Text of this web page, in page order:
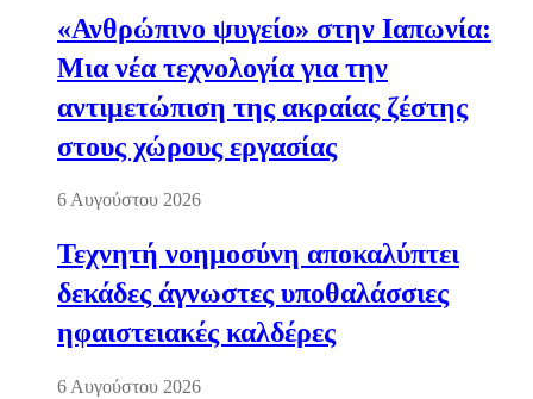
«Ανθρώπινο ψυγείο» στην Ιαπωνία:
Μια νέα τεχνολογία για την
αντιμετώπιση της ακραίας ζέστης
στους χώρους εργασίας
6 Αυγούστου 2026
Τεχνητή νοημοσύνη αποκαλύπτει
δεκάδες άγνωστες υποθαλάσσιες
ηφαιστειακές καλδέρες
6 Αυγούστου 2026